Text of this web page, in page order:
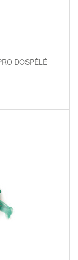
DOSPĚLÉ